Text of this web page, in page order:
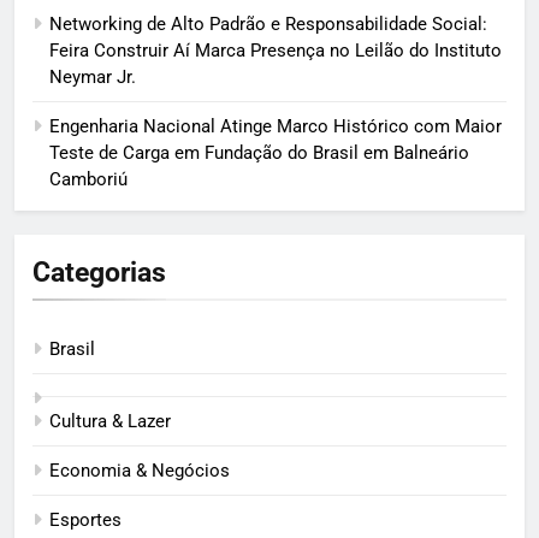
Networking de Alto Padrão e Responsabilidade Social:
Feira Construir Aí Marca Presença no Leilão do Instituto
Neymar Jr.
Engenharia Nacional Atinge Marco Histórico com Maior
Teste de Carga em Fundação do Brasil em Balneário
Camboriú
Categorias
Brasil
Cultura & Lazer
Economia & Negócios
Esportes